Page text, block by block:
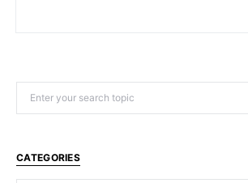
CATEGORIES